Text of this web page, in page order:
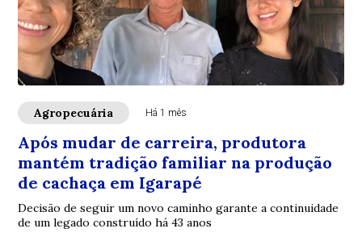
Agropecuária Há 1 mês
Após mudar de carreira, produtora
mantém tradição familiar na produção
de cachaça em Igarapé
Decisão de seguir um novo caminho garante a continuidade
de um legado construído há 43 anos